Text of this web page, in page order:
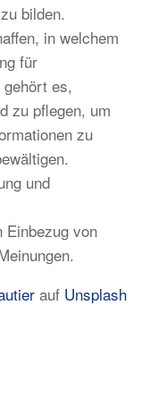
bilden.
in welchem
für
es,
zu pflegen, um
zu
und
Einbezug von
auf Unsplash